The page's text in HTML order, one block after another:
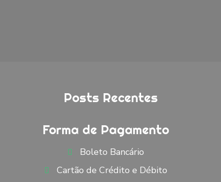
Posts Recentes
Forma de Pagamento
Boleto Bancário
Cartão de Crédito e Débito